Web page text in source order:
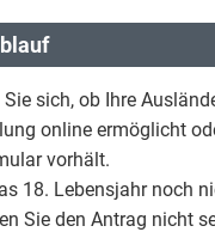
sich, ob Ihre
online ermöglicht
vorhält.
18. Lebensjahr noch
Sie den Antrag nicht